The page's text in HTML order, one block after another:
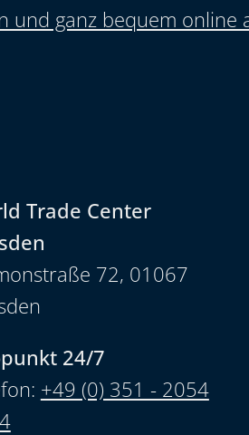
und ganz bequem online
Trade Center
72, 01067
24/7
+49 (0) 351 - 2054